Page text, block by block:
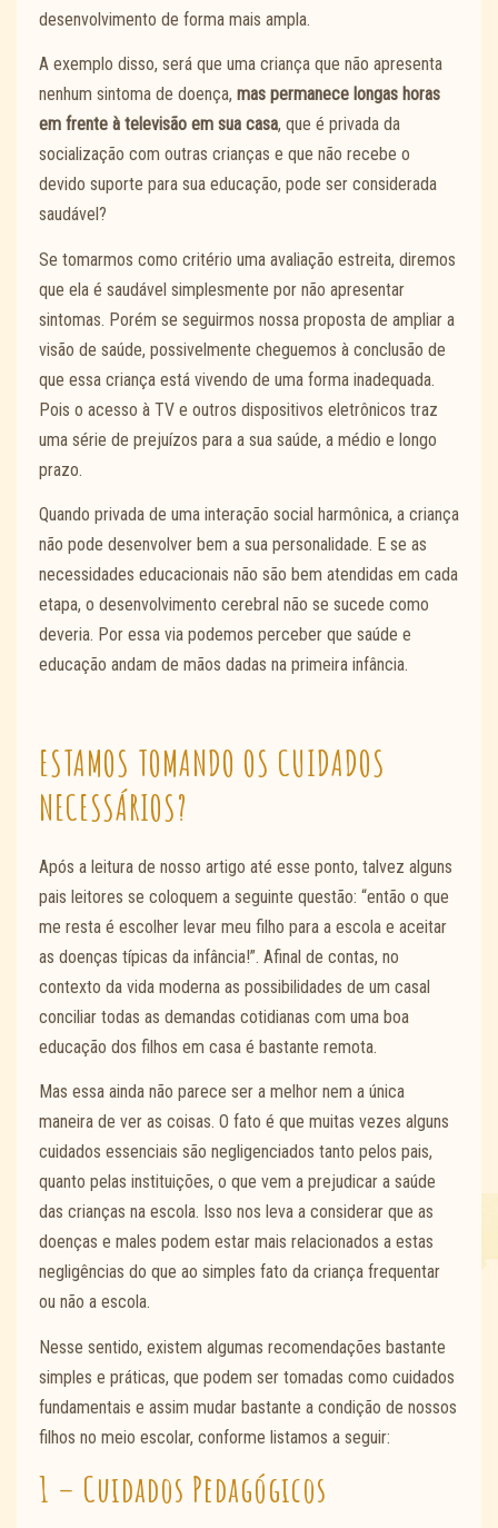
desenvolvimento de forma mais ampla.
A exemplo disso, será que uma criança que não apresenta
nenhum sintoma de doença, mas permanece longas horas
em frente à televisão em sua casa, que é privada da
socialização com outras crianças e que não recebe o
devido suporte para sua educação, pode ser considerada
saudável?
Se tomarmos como critério uma avaliação estreita, diremos
que ela é saudável simplesmente por não apresentar
sintomas. Porém se seguirmos nossa proposta de ampliar a
visão de saúde, possivelmente cheguemos à conclusão de
que essa criança está vivendo de uma forma inadequada.
Pois o acesso à TV e outros dispositivos eletrônicos traz
uma série de prejuízos para a sua saúde, a médio e longo
prazo.
Quando privada de uma interação social harmônica, a criança
não pode desenvolver bem a sua personalidade. E se as
necessidades educacionais não são bem atendidas em cada
etapa, o desenvolvimento cerebral não se sucede como
deveria. Por essa via podemos perceber que saúde e
educação andam de mãos dadas na primeira infância.
ESTAMOS TOMANDO OS CUIDADOS
NECESSÁRIOS?
Após a leitura de nosso artigo até esse ponto, talvez alguns
pais leitores se coloquem a seguinte questão: “então o que
me resta é escolher levar meu filho para a escola e aceitar
as doenças típicas da infância!”. Afinal de contas, no
contexto da vida moderna as possibilidades de um casal
conciliar todas as demandas cotidianas com uma boa
educação dos filhos em casa é bastante remota.
Mas essa ainda não parece ser a melhor nem a única
maneira de ver as coisas. O fato é que muitas vezes alguns
cuidados essenciais são negligenciados tanto pelos pais,
quanto pelas instituições, o que vem a prejudicar a saúde
das crianças na escola. Isso nos leva a considerar que as
doenças e males podem estar mais relacionados a estas
negligências do que ao simples fato da criança frequentar
ou não a escola.
Nesse sentido, existem algumas recomendações bastante
simples e práticas, que podem ser tomadas como cuidados
fundamentais e assim mudar bastante a condição de nossos
filhos no meio escolar, conforme listamos a seguir:
1 – Cuidados Pedagógicos